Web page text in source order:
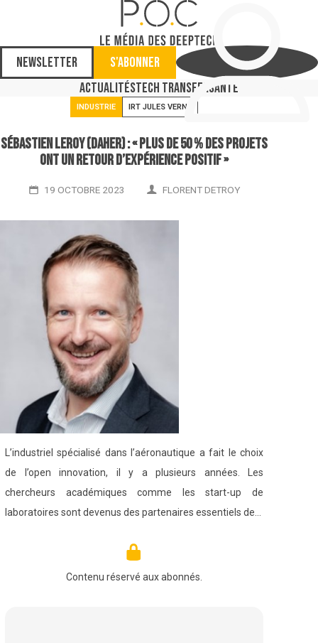
Newsletter
S'abonner
ActualitésTech TransferSanté
INDUSTRIE IRT JULES VERNE
Sébastien Leroy (Daher) : « Plus de 50 % des projets
ont un retour d’expérience positif »
19 OCTOBRE 2023 FLORENT DETROY
L’industriel spécialisé dans l’aéronautique a fait le choix
de l’open innovation, il y a plusieurs années. Les
chercheurs académiques comme les start-up de
laboratoires sont devenus des partenaires essentiels de…
Contenu réservé aux abonnés.